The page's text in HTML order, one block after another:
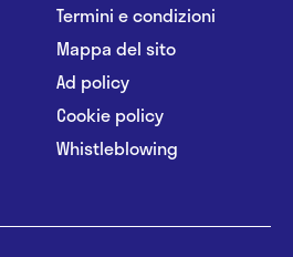
Termini e condizioni
Mappa del sito
Ad policy
Cookie policy
Whistleblowing